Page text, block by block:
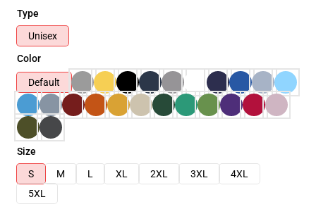
Type
Unisex
Color
Default
Size
S
M L XL 2XL 3XL
4XL
5XL